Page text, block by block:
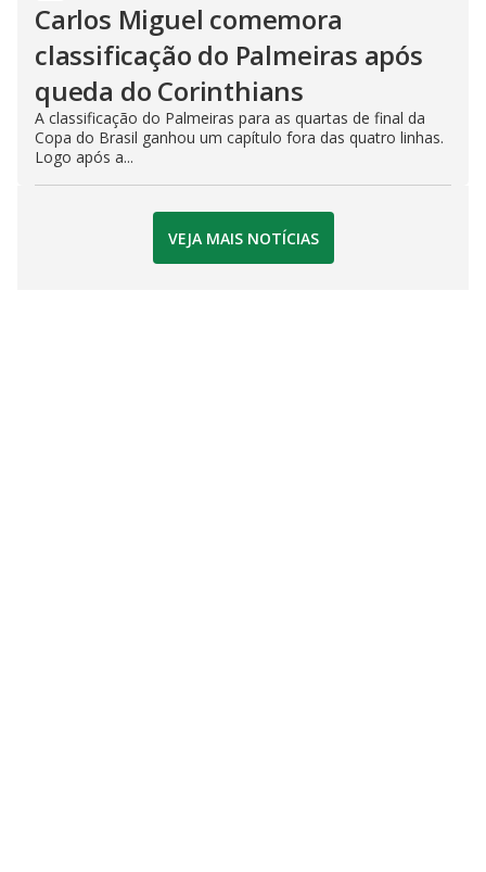
Carlos Miguel comemora
classificação do Palmeiras após
queda do Corinthians
A classificação do Palmeiras para as quartas de final da
Copa do Brasil ganhou um capítulo fora das quatro linhas.
Logo após a...
VEJA MAIS NOTÍCIAS